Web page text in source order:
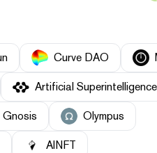
Curve DAO
Artificial
Gnosis Olympus
AINFT